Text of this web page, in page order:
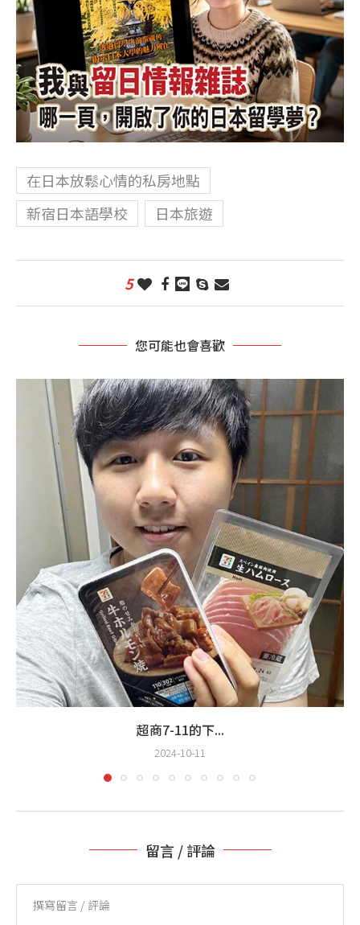
在日本放鬆心情的私房地點
新宿日本語學校
日本旅遊
5
您可能也會喜歡
超商7-11的下...
2024-10-11
留言 / 評論